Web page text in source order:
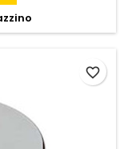
favorite_border